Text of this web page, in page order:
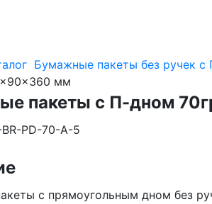
Бумажные пакеты без ручек с
мм
пакеты с П-дном
BR-PD-70-А-5
с прямоугольным дном без